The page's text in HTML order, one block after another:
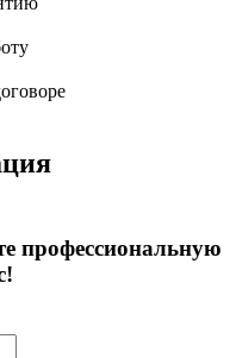
профессиональную